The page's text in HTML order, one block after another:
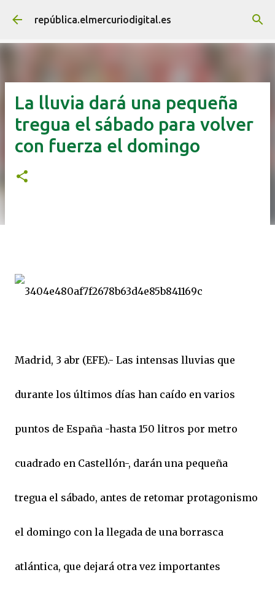
Ir al contenido principal
república.elmercuriodigital.es
La lluvia dará una pequeña
tregua el sábado para volver
con fuerza el domingo
Madrid, 3 abr (EFE).- Las intensas lluvias que
durante los últimos días han caído en varios
puntos de España -hasta 150 litros por metro
cuadrado en Castellón-, darán una pequeña
tregua el sábado, antes de retomar protagonismo
el domingo con la llegada de una borrasca
atlántica, que dejará otra vez importantes